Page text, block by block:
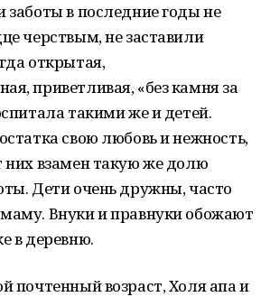
заботы в последние годы не
черствым, не заставили
открытая,
приветливая, «без камня за
такими же и детей.
свою любовь и нежность,
них взамен такую же долю
Дети очень дружны, часто
Внуки и правнуки обожают
в деревню.
почтенный возраст, Холя апа и